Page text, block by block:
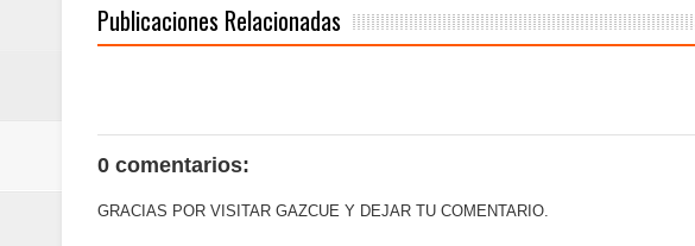
minutos
Banreservas otorga financiamientos superiores a
Publicaciones Relacionadas
0 comentarios:
GRACIAS POR VISITAR GAZCUE Y DEJAR TU COMENTARIO.